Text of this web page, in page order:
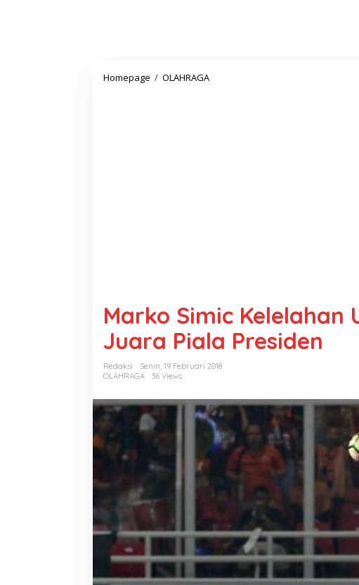
Homepage / OLAHRAGAMarko
Marko Simic Kelelahan
Juara Piala Presiden
Redaksi
Senin, 19 Februari 2018
OLAHRAGA
36 Views